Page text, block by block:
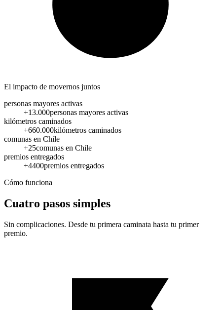
El impacto de movernos juntos
personas mayores activas
+13.000personas mayores activas
kilómetros caminados
+660.000kilómetros caminados
comunas en Chile
+25comunas en Chile
premios entregados
+4400premios entregados
Cómo funciona
Cuatro pasos simples
Sin complicaciones. Desde tu primera caminata hasta tu primer
premio.